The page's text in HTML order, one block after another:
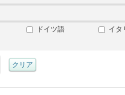
ドイツ語 イタ